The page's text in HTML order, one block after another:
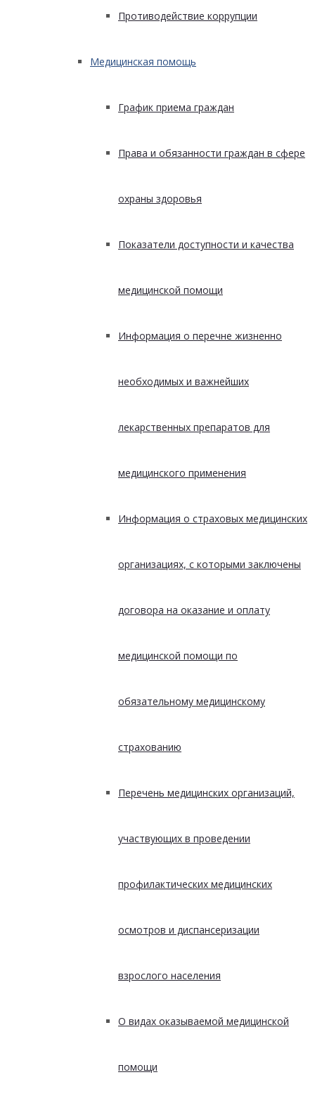
Противодействие коррупции
Медицинская помощь
График приема граждан
Права и обязанности граждан в сфере
охраны здоровья
Показатели доступности и качества
медицинской помощи
Информация о перечне жизненно
необходимых и важнейших
лекарственных препаратов для
медицинского применения
Информация о страховых медицинских
организациях, с которыми заключены
договора на оказание и оплату
медицинской помощи по
обязательному медицинскому
страхованию
Перечень медицинских организаций,
участвующих в проведении
профилактических медицинских
осмотров и диспансеризации
взрослого населения
О видах оказываемой медицинской
помощи